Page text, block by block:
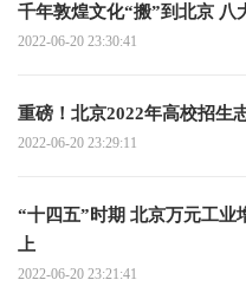
千年
2022-06-20 23:30:41
重磅！北京2022年高校招生
2022-06-20 23:29:11
“十四五”时期 北京万元工业增加值能耗要比2020年下降12%以
上
2022-06-20 23:21:41